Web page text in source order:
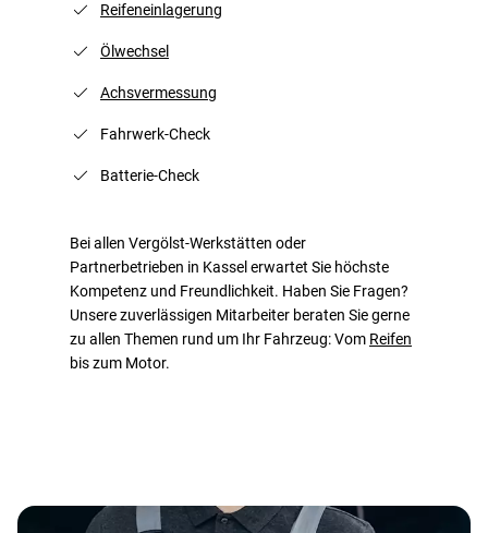
Reifeneinlagerung
Ölwechsel
Achsvermessung
Fahrwerk-Check
Batterie-Check
Bei allen Vergölst-Werkstätten oder
Partnerbetrieben in Kassel erwartet Sie höchste
Kompetenz und Freundlichkeit. Haben Sie Fragen?
Unsere zuverlässigen Mitarbeiter beraten Sie gerne
zu allen Themen rund um Ihr Fahrzeug: Vom Reifen
bis zum Motor.